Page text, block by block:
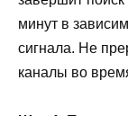
минут в
сигнала. Не
каналы во